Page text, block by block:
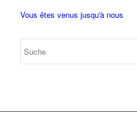
Vous êtes venus jusqu'à nous